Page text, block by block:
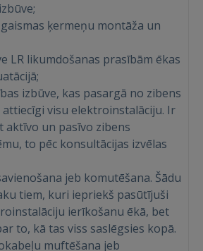
ķermeņu montāža un
LR likumdošanas prasībām ēkas
izbūve, kas pasargā no zibens
attiecīgi visu elektroinstalāciju. Ir
aktīvo un pasīvo zibens
to pēc konsultācijas izvēlas
jeb komutēšana. Šādu
tiem, kuri iepriekš pasūtījuši
ierīkošanu ēkā, bet
to, kā tas viss saslēgsies kopā.
muftēšana jeb